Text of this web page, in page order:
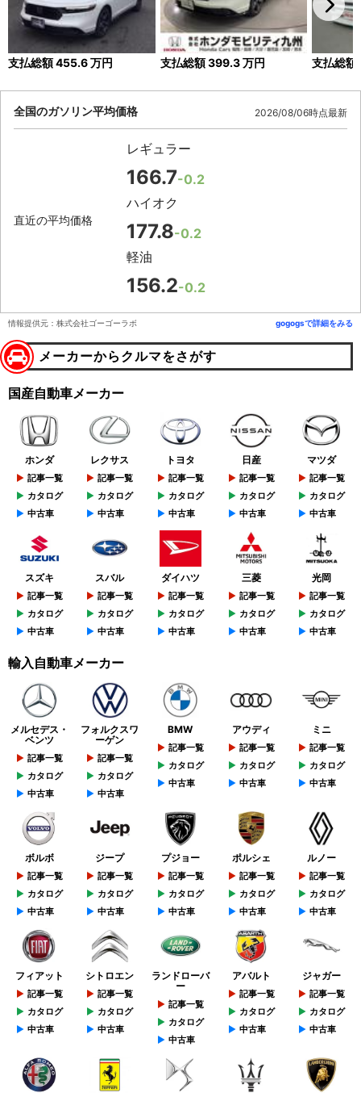
支払総額455.6万円 支払総額399.3万円 支払総額
全国のガソリン平均価格 2026/08/06時点最新
直近の平均価格
レギュラー
166.7-0.2
ハイオク
177.8-0.2
軽油
156.2-0.2
情報提供元：株式会社ゴーゴーラボ gogogsで詳細をみる
メーカーからクルマをさがす
国産自動車メーカー
ホンダ
記事一覧
カタログ
中古車
レクサス
記事一覧
カタログ
中古車
トヨタ
記事一覧
カタログ
中古車
日産
記事一覧
カタログ
中古車
マツダ
記事一覧
カタログ
中古車
スズキ
記事一覧
カタログ
中古車
スバル
記事一覧
カタログ
中古車
ダイハツ
記事一覧
カタログ
中古車
三菱
記事一覧
カタログ
中古車
光岡
記事一覧
カタログ
中古車
輸入自動車メーカー
メルセデス・
ベンツ
記事一覧
カタログ
中古車
フォルクスワ
ーゲン
記事一覧
カタログ
中古車
BMW
記事一覧
カタログ
中古車
アウディ
記事一覧
カタログ
中古車
ミニ
記事一覧
カタログ
中古車
ボルボ
記事一覧
カタログ
中古車
ジープ
記事一覧
カタログ
中古車
プジョー
記事一覧
カタログ
中古車
ポルシェ
記事一覧
カタログ
中古車
ルノー
記事一覧
カタログ
中古車
フィアット
記事一覧
カタログ
中古車
シトロエン
記事一覧
カタログ
中古車
ランドローバ
ー
記事一覧
カタログ
中古車
アバルト
記事一覧
カタログ
中古車
ジャガー
記事一覧
カタログ
中古車